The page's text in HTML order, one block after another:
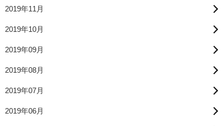
2019年11月
2019年10月
2019年09月
2019年08月
2019年07月
2019年06月